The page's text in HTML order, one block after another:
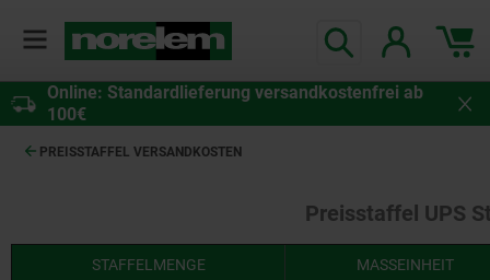
Online: Standardlieferung versandkostenfrei ab
100€
PREISSTAFFEL VERSANDKOSTEN
Preisstaffel UPS
STAFFELMENGE MASSEINHEIT